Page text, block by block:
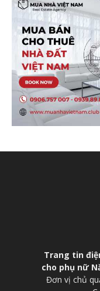
Trang tin
cho phụ nữ
Đơn vị chủ